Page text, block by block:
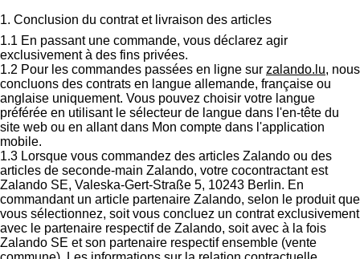
1. Conclusion du contrat et livraison des articles
1.1 En passant une commande, vous déclarez agir
exclusivement à des fins privées.
1.2 Pour les commandes passées en ligne sur zalando.lu, nous
concluons des contrats en langue allemande, française ou
anglaise uniquement. Vous pouvez choisir votre langue
préférée en utilisant le sélecteur de langue dans l'en-tête du
site web ou en allant dans Mon compte dans l'application
mobile.
1.3 Lorsque vous commandez des articles Zalando ou des
articles de seconde-main Zalando, votre cocontractant est
Zalando SE, Valeska-Gert-Straße 5, 10243 Berlin. En
commandant un article partenaire Zalando, selon le produit que
vous sélectionnez, soit vous concluez un contrat exclusivement
avec le partenaire respectif de Zalando, soit avec à la fois
Zalando SE et son partenaire respectif ensemble (vente